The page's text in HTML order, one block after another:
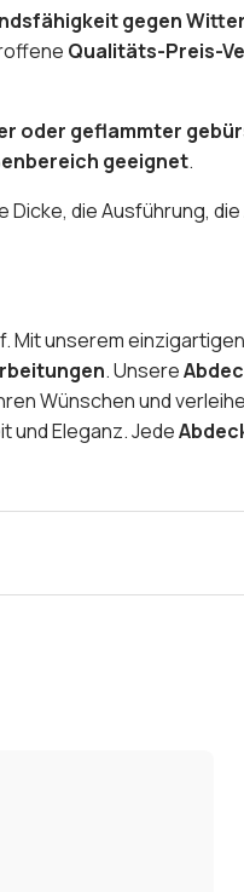
gegen
Qualitäts-Preis-
oder geflammter
geeignet.
Dicke, die Ausführung,
Mit unserem
. Unsere
Wünschen und
und Eleganz. Jede